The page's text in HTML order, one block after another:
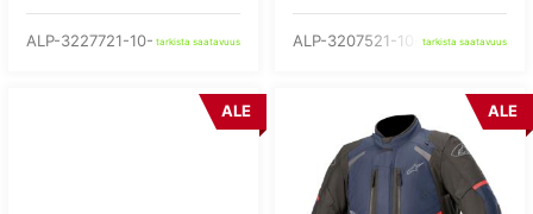
ALP-3227721-10- tarkista saatavuus ALP-3207521-10- tarkista saatavuus
ALE ALE